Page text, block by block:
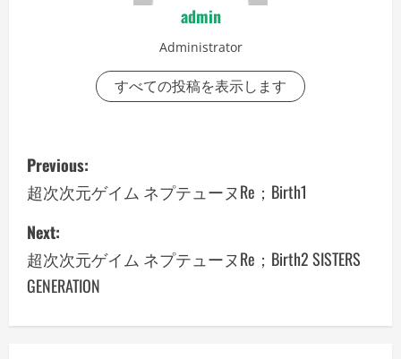
admin
Administrator
すべての投稿を表示します
P
o
s
t
n
Previous:
超次次元ゲイム ネプテューヌRe；Birth1
Next:
超次次元ゲイム ネプテューヌRe；Birth2 SISTERS
GENERATION